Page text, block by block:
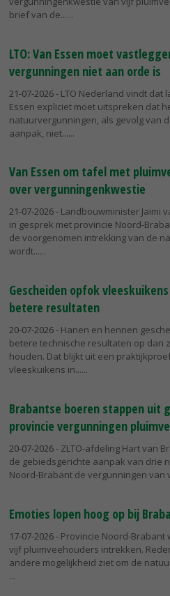
brief van de...
LTO: Van Essen moet
vergunningen niet aan orde is
21-07-2026- LTO Nederland vindt dat
Essen expliciet moet uitspreken dat
natuurvergunningen, als gevolg van
aanpak, niet...
Van Essen om tafel met
over vergunningenkwestie
21-07-2026- Landbouwminister Jaimi
in gesprek met provincie Noord-
de voorgenomen intrekking van de
wordt...
Gescheiden opfok
betere resultaten
20-07-2026- Hanen en hennen
betere technische resultaten op dan
houden. Dat blijkt uit een
vleeskuikens in...
Brabantse boeren stappen uit
provincie vergunningen
20-07-2026- ZLTO-afdeling Hart van
de gebiedsgerichte aanpak van drie
Noord-Brabant de vergunningen van
Emoties lopen hoog op bij
17-07-2026- Provincie Noord-
vijf pluimveehouders intrekken.
andere mogelijkheid ziet om de